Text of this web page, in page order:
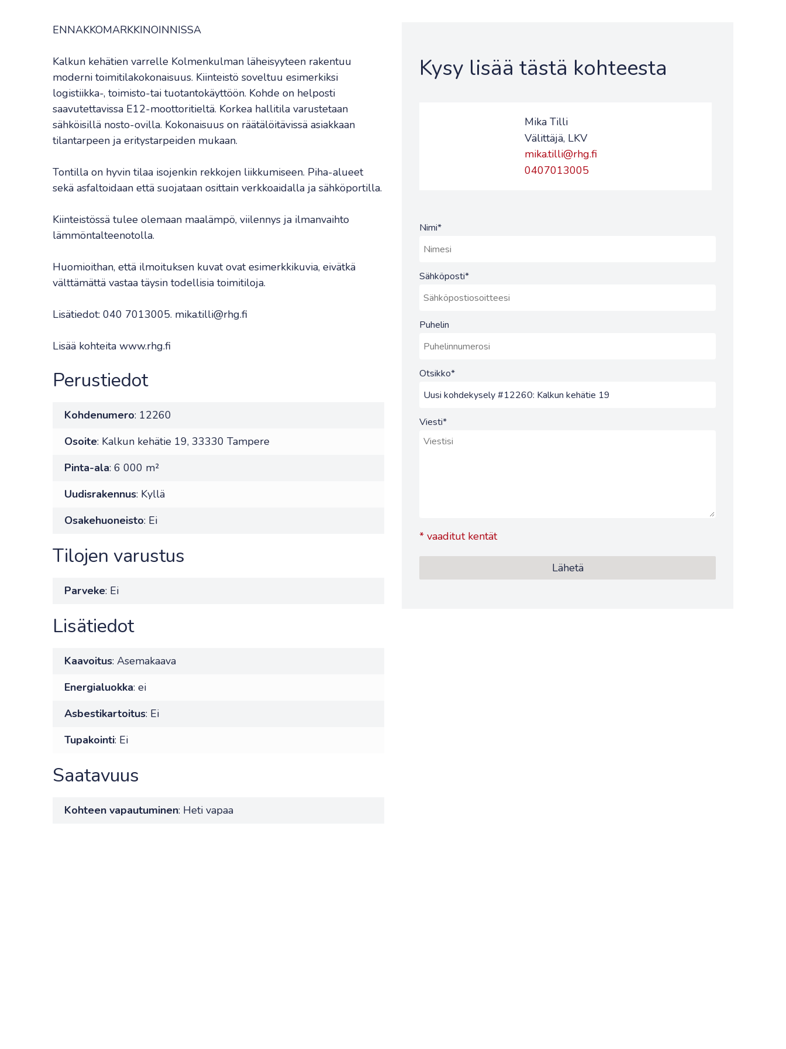
ENNAKKOMARKKINOINNISSA
Kalkun kehätien varrelle Kolmenkulman läheisyyteen rakentuu
moderni toimitilakokonaisuus. Kiinteistö soveltuu esimerkiksi
logistiikka-, toimisto-tai tuotantokäyttöön. Kohde on helposti
saavutettavissa E12-moottoritieltä. Korkea hallitila varustetaan
sähköisillä nosto-ovilla. Kokonaisuus on räätälöitävissä asiakkaan
tilantarpeen ja eritystarpeiden mukaan.
Tontilla on hyvin tilaa isojenkin rekkojen liikkumiseen. Piha-alueet
sekä asfaltoidaan että suojataan osittain verkkoaidalla ja sähköportilla.
Kiinteistössä tulee olemaan maalämpö, viilennys ja ilmanvaihto
lämmöntalteenotolla.
Huomioithan, että ilmoituksen kuvat ovat esimerkkikuvia, eivätkä
välttämättä vastaa täysin todellisia toimitiloja.
Lisätiedot: 040 7013005. mika.tilli@rhg.fi
Lisää kohteita www.rhg.fi
Perustiedot
Kohdenumero: 12260
Osoite: Kalkun kehätie 19, 33330 Tampere
Pinta-ala: 6 000 m²
Uudisrakennus: Kyllä
Osakehuoneisto: Ei
Tilojen varustus
Parveke: Ei
Lisätiedot
Kaavoitus: Asemakaava
Energialuokka: ei
Asbestikartoitus: Ei
Tupakointi: Ei
Saatavuus
Kohteen vapautuminen: Heti vapaa
Kysy lisää tästä kohteesta
Mika Tilli
Välittäjä, LKV
mika.tilli@rhg.fi
0407013005
Nimi*
Sähköposti*
Puhelin
Otsikko*
Viesti*
* vaaditut kentät